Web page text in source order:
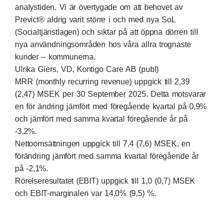
analystiden. Vi är övertygade om att behovet av
Previct® aldrig varit större i och med nya SoL
(Socialtjänstlagen) och siktar på att öppna dörren till
nya användningsområden hos våra allra trognaste
kunder – kommunerna.
Ulrika Giers, VD, Kontigo Care AB (publ)
MRR (monthly recurring revenue) uppgick till 2,39
(2,47) MSEK per 30 September 2025. Detta motsvarar
en för ändring jämfört med föregående kvartal på 0,9%
och jämfört med samma kvartal föregående år på
-3,2%.
Nettoomsättningen uppgick till 7,4 (7,6) MSEK, en
förändring jämfört med samma kvartal föregående år
på -2,1%.
Rörelseresultatet (EBIT) uppgick till 1,0 (0,7) MSEK
och EBIT-marginalen var 14,0% (9,5) %.